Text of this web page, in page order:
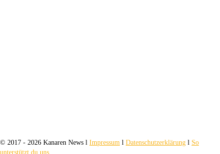
© 2017 - 2026 Kanaren News l Impressum l Datenschutzerklärung l So
unterstützt du uns